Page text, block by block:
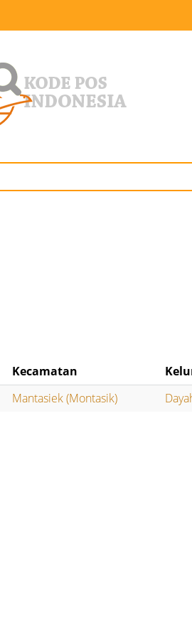
Kecamatan
Mantasiek (Montasik)